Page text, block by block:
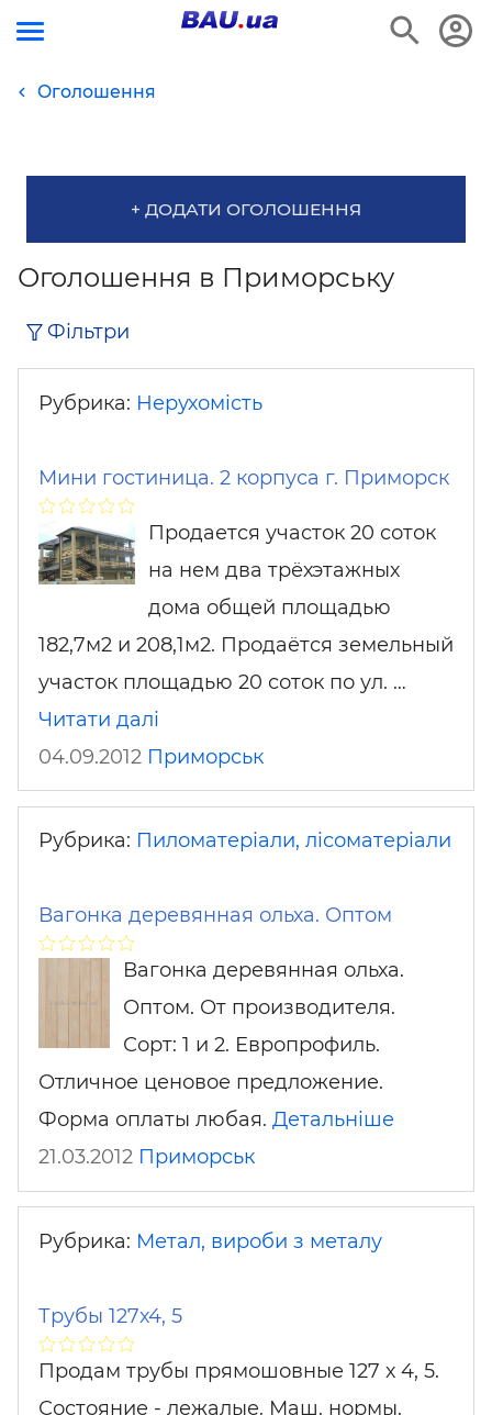
Оголошення
+ ДОДАТИ ОГОЛОШЕННЯ
Оголошення в Приморську
Фільтри
Рубрика: Нерухомість
Мини гостиница. 2 корпуса г. Приморск
Продается участок 20 соток
на нем два трёхэтажных
дома общей площадью
182,7м2 и 208,1м2. Продаётся земельный
участок площадью 20 соток по ул. …
Читати далі
04.09.2012 Приморськ
Рубрика: Пиломатеріали, лісоматеріали
Вагонка деревянная ольха. Оптом
Вагонка деревянная ольха.
Оптом. От производителя.
Сорт: 1 и 2. Европрофиль.
Отличное ценовое предложение.
Форма оплаты любая. Детальніше
21.03.2012 Приморськ
Рубрика: Метал, вироби з металу
Трубы 127х4, 5
Продам трубы прямошовные 127 х 4, 5.
Состояние - лежалые. Маш. нормы.